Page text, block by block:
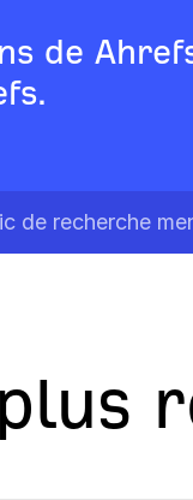
de
de recherche